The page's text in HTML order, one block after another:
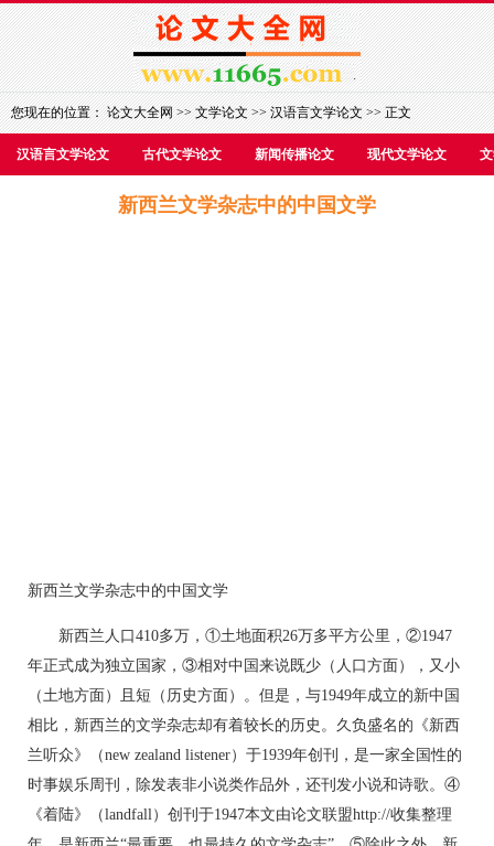
您现在的位置：论文大全网>>文学论文>>汉语言文学论文>> 正文
汉语言文学论文 古代文学论文 新闻传播论文 现代文学论文
新西兰文学杂志中的中国文学
新西兰文学杂志中的中国文学
新西兰人口410多万，①土地面积26万多平方公里，②1947
年正式成为独立国家，③相对中国来说既少（人口方面），又小
（土地方面）且短（历史方面）。但是，与1949年成立的新中国
相比，新西兰的文学杂志却有着较长的历史。久负盛名的《新西
兰听众》（new zealand listener）于1939年创刊，是一家全国性的
时事娱乐周刊，除发表非小说类作品外，还刊发小说和诗歌。④
《着陆》（landfall）创刊于1947本文由论文联盟http://收集整理